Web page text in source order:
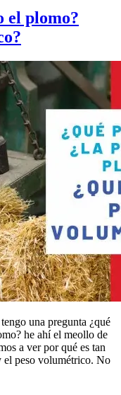
el plomo?
una pregunta ¿qué
he ahí el meollo de
a ver por qué es tan
el peso volumétrico. No